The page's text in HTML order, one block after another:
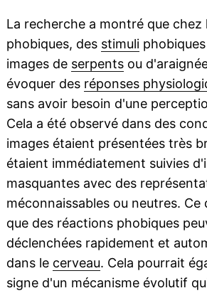
La recherche a montré que chez
phobiques, des stimuliphobiques
images de serpentsou
évoquer des réponses
sans avoir besoin d'une
Cela a été observé dans des
images étaient présentées très
étaient immédiatement suivies
masquantes avec des
méconnaissables ou neutres.
que des réactions phobiques
déclenchées rapidement et
dans le cerveau. Cela pourrait
signe d'un mécanisme évolutif